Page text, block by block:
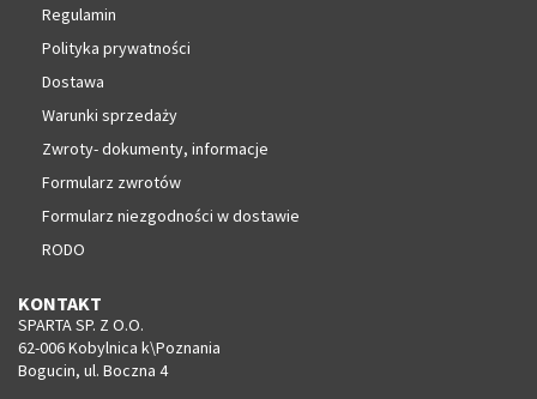
Regulamin
Polityka prywatności
Dostawa
Warunki sprzedaży
Zwroty- dokumenty, informacje
Formularz zwrotów
Formularz niezgodności w dostawie
RODO
KONTAKT
SPARTA SP. Z O.O.
62-006 Kobylnica k\Poznania
Bogucin, ul. Boczna 4